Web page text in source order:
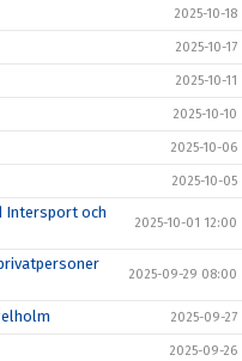
2025-10-18
2025-10-17
2025-10-11
2025-10-10
2025-10-06
2025-10-05
Intersport och
2025-10-01 12:00
2025-09-29 08:00
2025-09-27
2025-09-26